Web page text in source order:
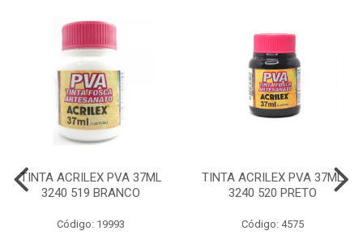
TINTA ACRILEX PVA 37ML
3240 519 BRANCO
Código: 19993
TINTA ACRILEX PVA 37ML
3240 520 PRETO
Código: 4575